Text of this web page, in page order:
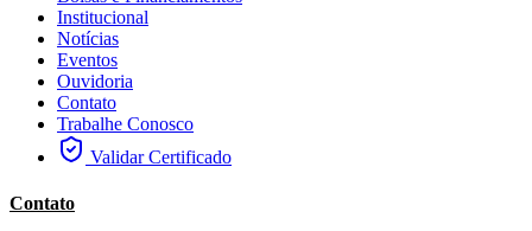
Institucional
Notícias
Eventos
Ouvidoria
Contato
Trabalhe Conosco
Validar Certificado
Contato